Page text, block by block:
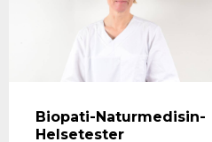
Biopati-Naturmedisin-
Helsetester